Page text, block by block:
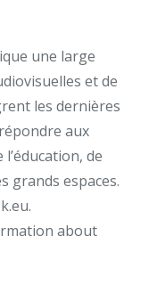
une large
et de
les dernières
aux
de
grands espaces.
about